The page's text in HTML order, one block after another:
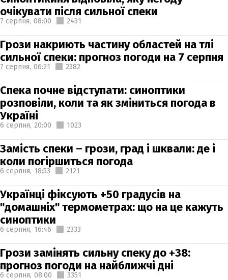
очікувати після сильної спеки
7 серпня, 08:00 2431
Грози накриють частину областей на тлі
сильної спеки: прогноз погоди на 7 серпня
7 серпня, 06:21 2382
Спека почне відступати: синоптики
розповіли, коли та як зміниться погода в
Україні
6 серпня, 20:00 1023
Замість спеки – грози, град і шквали: де і
коли погіршиться погода
6 серпня, 18:53 2121
Українці фіксують +50 градусів на
"домашніх" термометрах: що на це кажуть
синоптики
6 серпня, 16:46 2333
Грози замінять сильну спеку до +38:
прогноз погоди на найближчі дні
6 серпня, 08:00 3351